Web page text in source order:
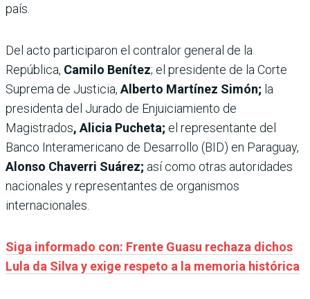
país.
Del acto participaron el contralor general de la
República, Camilo Benítez; el presidente de la Corte
Suprema de Justicia, Alberto Martínez Simón; la
presidenta del Jurado de Enjuiciamiento de
Magistrados, Alicia Pucheta; el representante del
Banco Interamericano de Desarrollo (BID) en Paraguay,
Alonso Chaverri Suárez; así como otras autoridades
nacionales y representantes de organismos
internacionales.
Siga informado con: Frente Guasu rechaza dichos
Lula da Silva y exige respeto a la memoria histórica